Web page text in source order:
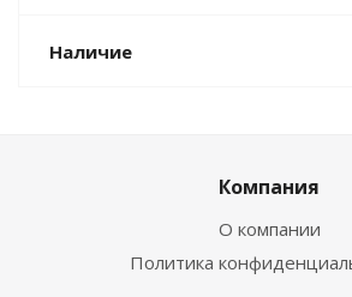
Наличие
Компания
О компании
Политика